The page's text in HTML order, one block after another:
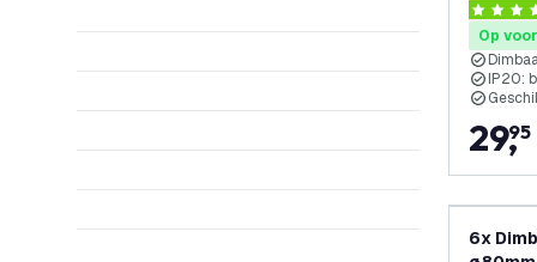
fitting
4.4
Op
IP20:
29,
95
6x